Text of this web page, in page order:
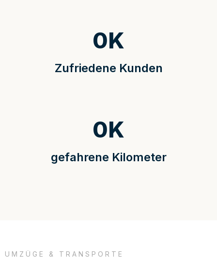
Zufriedene Kunden
0K
gefahrene Kilometer
0K
UMZÜGE & TRANSPORTE